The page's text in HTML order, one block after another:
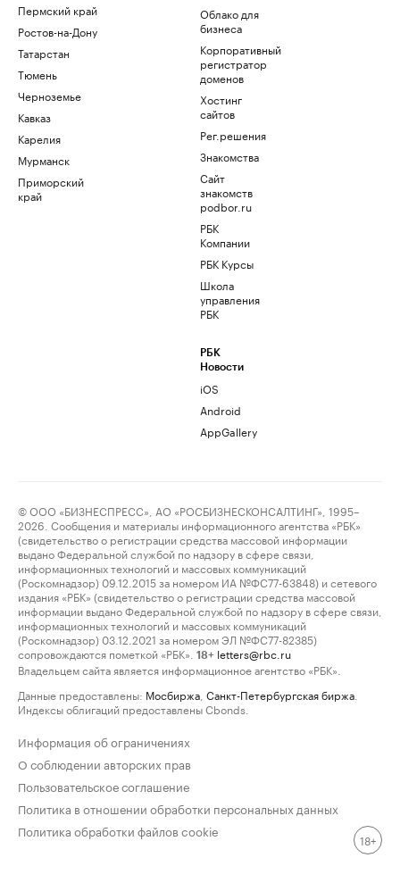
Пермский край
Ростов-на-Дону
Татарстан
Тюмень
Черноземье
Кавказ
Карелия
Мурманск
Приморский
край
Облако для
бизнеса
Корпоративный
регистратор
доменов
Хостинг
сайтов
Рег.решения
Знакомства
Сайт
знакомств
podbor.ru
РБК
Компании
РБК Курсы
Школа
управления
РБК
РБК
Новости
iOS
Android
AppGallery
© ООО «БИЗНЕСПРЕСС», АО «РОСБИЗНЕСКОНСАЛТИНГ», 1995–
2026. Сообщения и материалы информационного агентства «РБК»
(свидетельство о регистрации средства массовой информации
выдано Федеральной службой по надзору в сфере связи,
информационных технологий и массовых коммуникаций
(Роскомнадзор) 09.12.2015 за номером ИА №ФС77-63848) и сетевого
издания «РБК» (свидетельство о регистрации средства массовой
информации выдано Федеральной службой по надзору в сфере связи,
информационных технологий и массовых коммуникаций
(Роскомнадзор) 03.12.2021 за номером ЭЛ №ФС77-82385)
сопровождаются пометкой «РБК».
18+ letters@rbc.ru
Владельцем сайта является информационное агентство «РБК».
Данные предоставлены: Мосбиржа Санкт-Петербургская биржа
Индексы облигаций предоставлены Cbonds.
Информация об ограничениях
О соблюдении авторских прав
Пользовательское соглашение
Политика в отношении обработки персональных данных
Политика обработки файлов cookie
18+